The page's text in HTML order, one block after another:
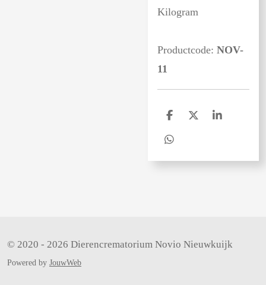
Kilogram
Productcode: NOV-
11
D
l
n
D
S
e
D
© 2020 - 2026 Dierencrematorium Novio Nieuwkuijk
Powered by JouwWeb